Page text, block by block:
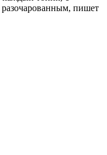
разочарованным, пишет